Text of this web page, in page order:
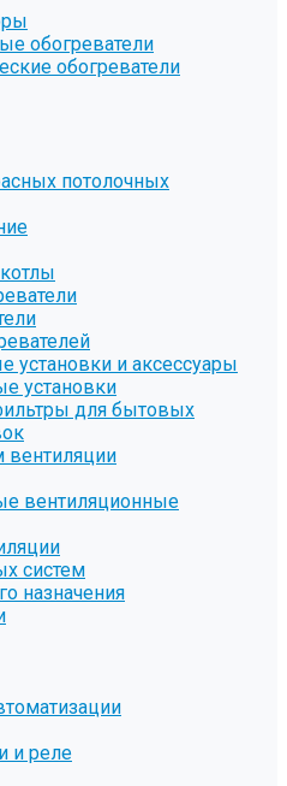
обогреватели
обогреватели
потолочных
и аксессуары
установки
для бытовых
вентиляции
вентиляционные
систем
назначения
и реле